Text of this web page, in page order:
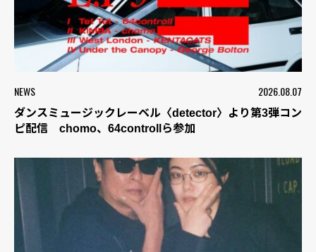
NEWS 2026.08.07
ダンスミュージックレーベル〈detector〉より第3弾コン
ピ配信 chomo、64controllら参加